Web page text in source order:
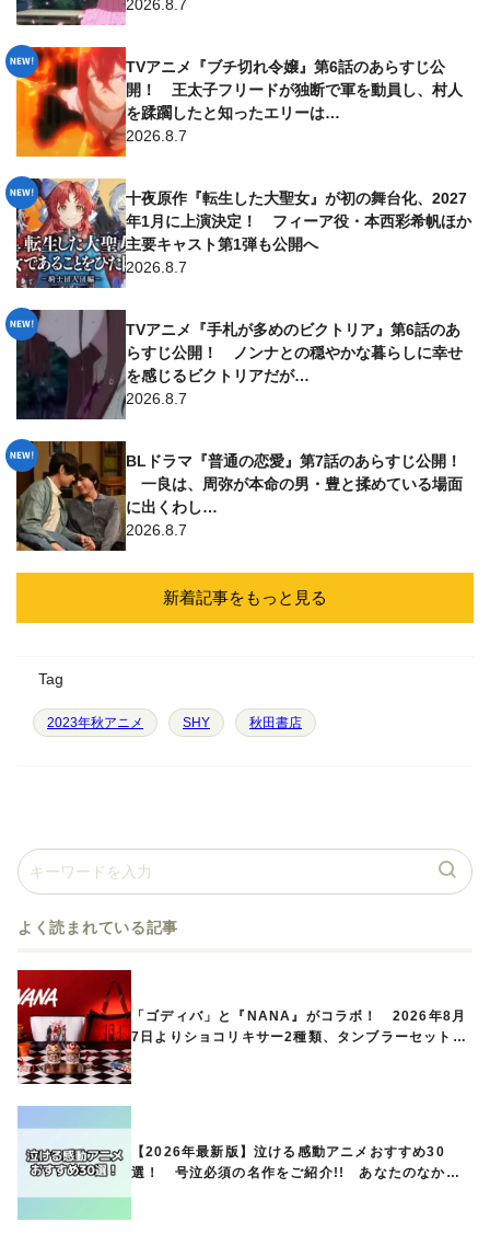
2026.8.7
TVアニメ『ブチ切れ令嬢』第6話のあらすじ公
開！ 王太子フリードが独断で軍を動員し、村人
を蹂躙したと知ったエリーは…
2026.8.7
十夜原作『転生した大聖女』が初の舞台化、2027
年1月に上演決定！ フィーア役・本西彩希帆ほか
主要キャスト第1弾も公開へ
2026.8.7
TVアニメ『手札が多めのビクトリア』第6話のあ
らすじ公開！ ノンナとの穏やかな暮らしに幸せ
を感じるビクトリアだが…
2026.8.7
BLドラマ『普通の恋愛』第7話のあらすじ公開！
一良は、周弥が本命の男・豊と揉めている場面
に出くわし…
2026.8.7
新着記事をもっと見る
Tag
2023年秋アニメ SHY 秋田書店
よく読まれている記事
「ゴディバ」と『NANA』がコラボ！ 2026年8月
7日よりショコリキサー2種類、タンブラーセットな
【2026年最新版】泣ける感動アニメおすすめ30
選！ 号泣必須の名作をご紹介!! あなたのなかの